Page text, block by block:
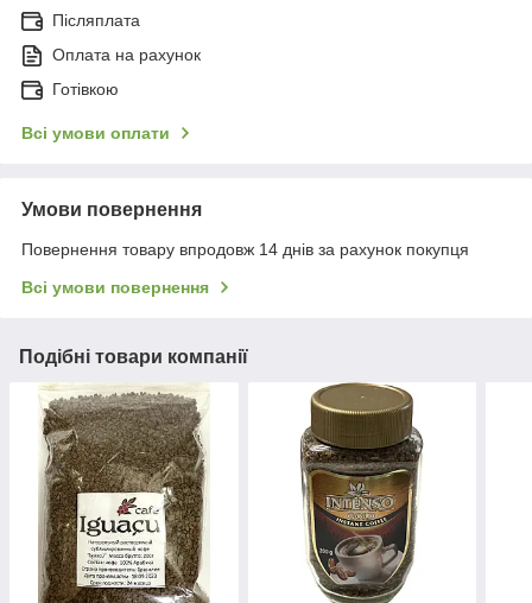
Післяплата
Оплата на рахунок
Готівкою
Всі умови оплати
Умови повернення
Повернення товару впродовж 14 днів за рахунок покупця
Всі умови повернення
Подібні товари компанії